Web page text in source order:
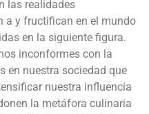
las realidades
a y fructifican en el mundo
en la siguiente figura.
inconformes con la
en nuestra sociedad que
nuestra influencia
la metáfora culinaria